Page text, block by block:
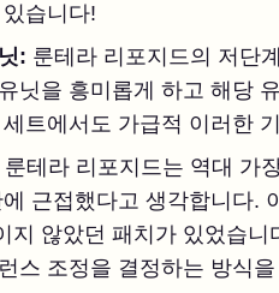
습니다!
: 룬테라 리포지드의 저단
닛을 흥미롭게 하고 해당
트에서도 가급적 이러한
룬테라 리포지드는 역대 가
근접했다고 생각합니다.
지 않았던 패치가 있었습
스 조정을 결정하는 방식